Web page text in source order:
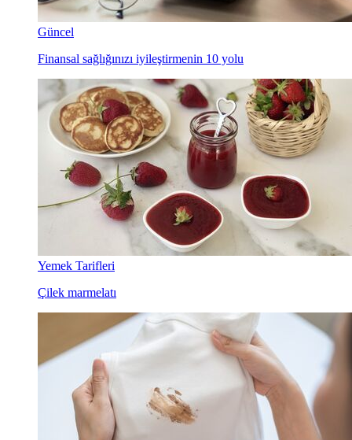
Güncel
Finansal sağlığınızı iyileştirmenin 10 yolu
Yemek Tarifleri
Çilek marmelatı